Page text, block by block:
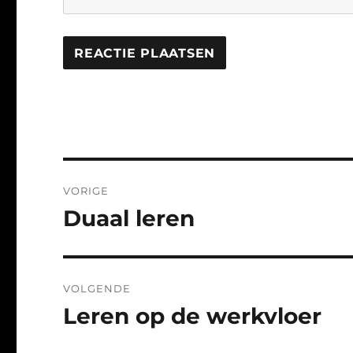
navigatie
VORIGE
Vorig
Duaal leren
VOLGENDE
Volgend
Leren op de werkvloer